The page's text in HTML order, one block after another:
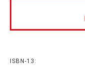
ISBN-13: